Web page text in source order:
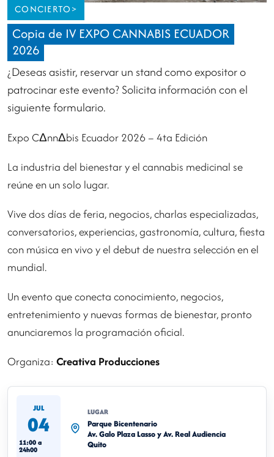
CONCIERTO>
Copia de IV EXPO CANNABIS ECUADOR
2026
¿Deseas asistir, reservar un stand como expositor o
patrocinar este evento? Solicita información con el
siguiente formulario.
Expo CΔnnΔbis Ecuador 2026 – 4ta Edición
La industria del bienestar y el cannabis medicinal se
reúne en un solo lugar.
Vive dos días de feria, negocios, charlas especializadas,
conversatorios, experiencias, gastronomía, cultura, fiesta
con música en vivo y el debut de nuestra selección en el
mundial.
Un evento que conecta conocimiento, negocios,
entretenimiento y nuevas formas de bienestar, pronto
anunciaremos la programación oficial.
Organiza: Creativa Producciones
JUL
04
11:00 a
24h00
LUGAR
Parque Bicentenario
Av. Galo Plaza Lasso y Av. Real Audiencia
Quito